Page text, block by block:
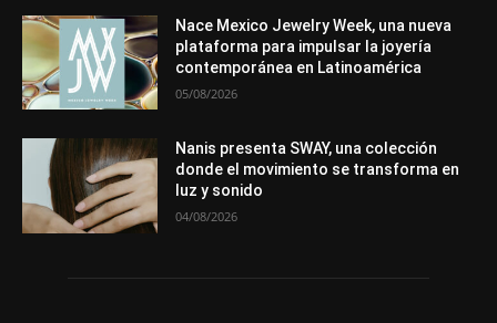
Nace Mexico Jewelry Week, una nueva
plataforma para impulsar la joyería
contemporánea en Latinoamérica
05/08/2026
Nanis presenta SWAY, una colección
donde el movimiento se transforma en
luz y sonido
04/08/2026